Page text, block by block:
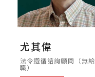
尤其偉
法令遵循諮詢顧問（無給
職）